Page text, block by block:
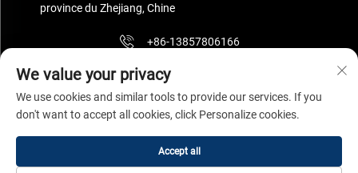
province du Zhejiang, Chine
+86-13857806166
[email protected]
Copyright © Ningbo Surnano Aerogel Co.,Ltd Tous droits réservés
Politique de confidentialité
We value your privacy
We use cookies and similar tools to provide our services. If you
don't want to accept all cookies, click Personalize cookies.
Accept all